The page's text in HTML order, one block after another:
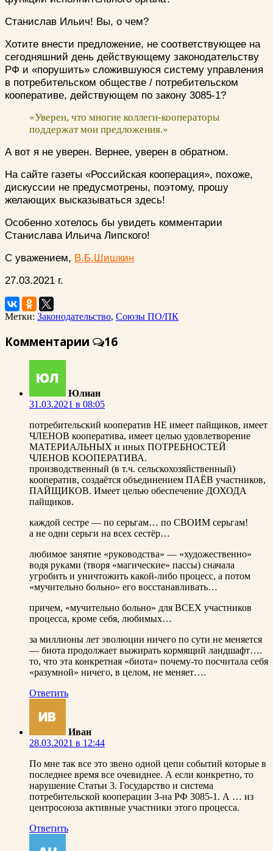
Станислав Ильич! Вы, о чем?
Хотите внести предложение, не соответствующее на
сегодняшний день действующему законодательству
РФ и «порушить» сложившуюся систему управления
в потребительском обществе / потребительском
кооперативе, действующем по закону 3085-1?
«Уверен, что многие коллеги-кооператоры
поддержат мои предложения.»
А вот я не уверен. Вернее, уверен в обратном.
На сайте газеты «Российская кооперация», похоже,
дискуссии не предусмотрены, поэтому, прошу
желающих высказываться здесь!
Особенно хотелось бы увидеть комментарии
Станислава Ильича Липского!
С уважением, В.Б.Шишкин
27.03.2021 г.
Метки: Законодательство, Союзы ПО/ПК
Комментарии 16
Юлиан
31.03.2021 в 08:05
потребительский кооператив НЕ имеет пайщиков, имеет
ЧЛЕНОВ кооператива, имеет целью удовлетворение
МАТЕРИАЛЬНЫХ и иных ПОТРЕБНОСТЕЙ
ЧЛЕНОВ КООПЕРАТИВА.
производственный (в т.ч. сельскохозяйственный)
кооператив, создаётся объединением ПАЁВ участников,
ПАЙЩИКОВ. Имеет целью обеспечение ДОХОДА
пайщиков.
каждой сестре — по серьгам… по СВОИМ серьгам!
а не одни серьги на всех сестёр…
любимое занятие «руководства» — «художественно»
водя руками (творя «магические» пассы) сначала
угробить и уничтожить какой-либо процесс, а потом
«мучительно больно» его восстанавливать…
причем, «мучительно больно» для ВСЕХ участников
процесса, кроме себя, любимых…
за миллионы лет эволюции ничего по сути не меняется
— биота продолжает выжирать кормящий ландшафт….
то, что эта конкретная «биота» почему-то посчитала себя
«разумной» ничего, в целом, не меняет….
Ответить
Иван
28.03.2021 в 12:44
По мне так все это звено одной цепи событий которые в
последнее время все очевиднее. А если конкретно, то
нарушение Статьи 3. Государство и система
потребительской кооперации З-на РФ 3085-1. А … из
центросоюза активные участники этого процесса.
Ответить